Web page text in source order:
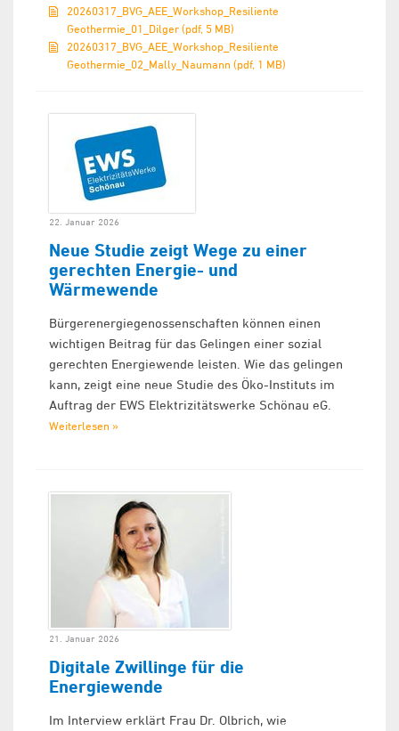
20260317_BVG_AEE_Workshop_Resiliente
Geothermie_01_Dilger (pdf, 5 MB)
20260317_BVG_AEE_Workshop_Resiliente
Geothermie_02_Mally_Naumann (pdf, 1 MB)
22. Januar 2026
Neue Studie zeigt Wege zu einer
gerechten Energie- und
Wärmewende
Bürgerenergiegenossenschaften können einen
wichtigen Beitrag für das Gelingen einer sozial
gerechten Energiewende leisten. Wie das gelingen
kann, zeigt eine neue Studie des Öko-Instituts im
Auftrag der EWS Elektrizitätswerke Schönau eG.
Weiterlesen »
21. Januar 2026
Digitale Zwillinge für die
Energiewende
Im Interview erklärt Frau Dr. Olbrich, wie